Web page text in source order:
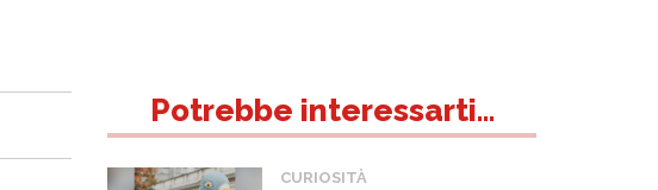
Potrebbe interessarti...
CURIOSITÀ